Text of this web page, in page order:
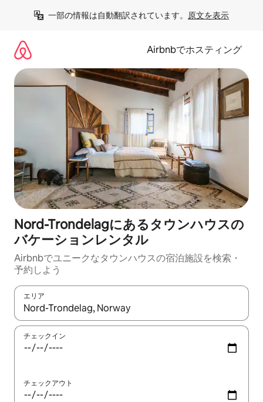
一部の情報は自動翻訳されています。 原文を表示
Airbnbでホスティング
Nord-Trondelagにあるタウンハウスの
バケーションレンタル
Airbnbでユニークなタウンハウスの宿泊施設を検索・
予約しよう
エリア
検索結果が表示されたら、上下の矢印キーを使って移動するか
チェックイン
チェックアウト